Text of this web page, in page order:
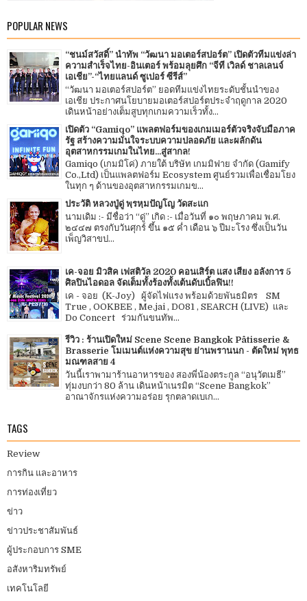
POPULAR NEWS
“ชนม์สวัสดิ์” นำทัพ “วัฒนา มอเตอร์สปอร์ต” เปิดตัวทีมแข่งล่า
ความสำเร็จไทย-อินเตอร์ พร้อมลุยศึก “จีที เวิลด์ ชาลเลนจ์
เอเชีย”-“ไทยแลนด์ ซูเปอร์ ซีรีส์”
“วัฒนา มอเตอร์สปอร์ต” ยอดทีมแข่งไทยระดับชั้นนำของ
เอเชีย ประกาศนโยบายมอเตอร์สปอร์ตประจำฤดูกาล 2020
เดินหน้าอย่างเต็มสูบทุกเกมความเร็วทั้ง...
เปิดตัว “Gamiqo” แพลตฟอร์มของเกมเมอร์ตัวจริงจับมือภาค
รัฐ สร้างความมั่นใจระบบความปลอดภัย และผลักดัน
อุตสาหกรรมเกมในไทย...สู่สากล!
Gamiqo (เกมมิโค่) ภายใต้ บริษัท เกมมิฟาย จำกัด (Gamify
Co.,Ltd) เป็นแพลตฟอร์ม Ecosystem ศูนย์รวมเพื่อเชื่อมโยง
ในทุก ๆ ด้านของอุตสาหกรรมเกมข...
ประวัติ หลวงปู่ดู่ พฺรหฺมปัญโญ วัดสะแก
นามเดิม :- มีชื่อว่า “ดู่” เกิด :- เมื่อวันที่ ๑๐ พฤษภาคม พ.ศ.
๒๔๔๗ ตรงกับวันศุกร์ ขึ้น ๑๕ ค่ำ เดือน ๖ ปีมะโรง ซึ่งเป็นวัน
เพ็ญวิสาขป...
เค-จอย มิวสิค เฟสติวัล 2020 คอนเสิร์ต แสง เสียง อลังการ 5
ศิลปินไอดอล จัดเต็มทั้งร้องทั้งเต้นดับเบิ้ลฟิน!!
เค - จอย (K-Joy) ผู้จัดไฟแรง พร้อมด้วยพันธมิตร SM
True , OOKBEE , Me.jai , DO81 , SEARCH (LIVE) และ
Do Concert ร่วมกันขนทัพ...
รีวิว : ร้านเปิดใหม่ Scene Scene Bangkok Pâtisserie &
Brasserie โมเมนต์แห่งความสุข ย่านพรานนก - ตัดใหม่ พุทธ
มณฑลสาย 4
วันนี้เราพามาร้านอาหารของ สองพี่น้องตระกูล “อนุวัตเมธี”
ทุ่มงบกว่า 80 ล้าน เดินหน้าเนรมิต “Scene Bangkok”
อาณาจักรแห่งความอร่อย รุกตลาดเบเก...
TAGS
Review
การกิน และอาหาร
การท่องเที่ยว
ข่าว
ข่าวประชาสัมพันธ์
ผู้ประกอบการ SME
อสังหาริมทรัพย์
เทคโนโลยี